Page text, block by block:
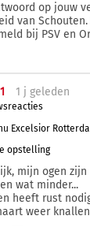
op jouw
van
bij PSV en
1 j geleden
Excelsior
opstelling
mijn ogen
wat minder...
heeft rust
weer